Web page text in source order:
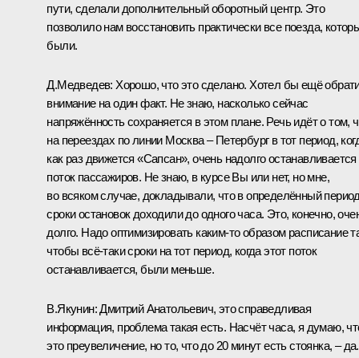
пути, сделали дополнительный оборотный центр. Это
позволило нам восстановить практически все поезда,
были.
Д.Медведев: Хорошо, что это сделано. Хотел бы ещё
внимание на один факт. Не знаю, насколько сейчас
напряжённость сохраняется в этом плане. Речь идёт о том,
на переездах по линии Москва – Петербург в тот период,
как раз движется «Сапсан», очень надолго останавливается
поток пассажиров. Не знаю, в курсе Вы или нет, но мне,
во всяком случае, докладывали, что в определённый
сроки остановок доходили до одного часа. Это, конечно,
долго. Надо оптимизировать каким‑то образом расписание
чтобы всё‑таки сроки на тот период, когда этот поток
останавливается, были меньше.
В.Якунин:Дмитрий Анатольевич, это справедливая
информация, проблема такая есть. Насчёт часа, я думаю,
это преувеличение, но то, что до 20 минут есть стоянка, – да.